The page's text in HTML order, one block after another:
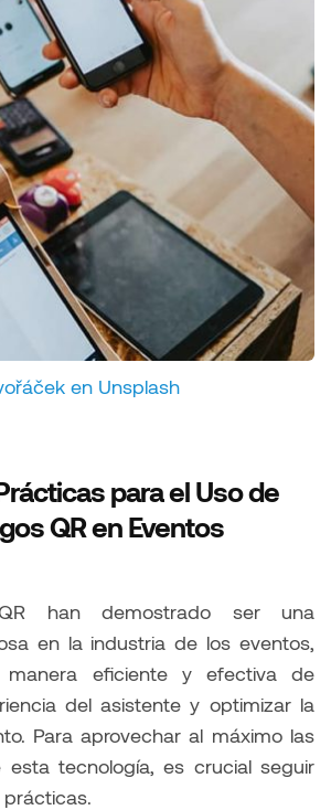
en Unsplash
para el Uso de
QR en Eventos
han demostrado ser una
en la industria de los eventos,
manera eficiente y efectiva de
del asistente y optimizar la
Para aprovechar al máximo las
tecnología, es crucial seguir